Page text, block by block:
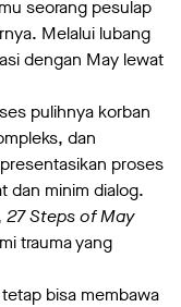
seorang pesulap
Melalui lubang
dengan May lewat
pulihnya korban
dan
proses
dan minim dialog.
27 Steps of May
trauma yang
bisa membawa